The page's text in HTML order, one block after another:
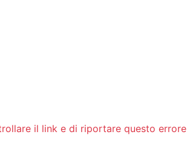
il link e di riportare questo